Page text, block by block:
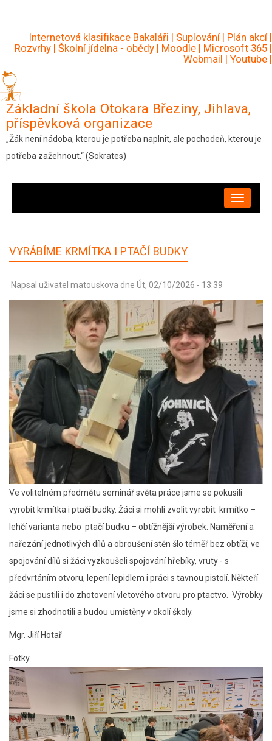
hlavnímuInternetová klasifikace Bakaláři | Suplování | Plán akcí |
Rozvrhy | Školní jídelna - obědy | Moodle | Microsoft 365 |
Webmail | Youtube |
Základní škola Otokara Březiny, Jihlava,
příspěvková organizace
„Žák není nádoba, kterou je potřeba naplnit, ale pochodeň, kterou je
potřeba zažehnout.“ (Sokrates)
VYRÁBÍME KRMÍTKA I PTAČÍ BUDKY
Napsal uživatel matouskova dne Út, 02/10/2026 - 13:39
Ve volitelném předmětu seminář světa práce jsme se pokusili
vyrobit krmítka i ptačí budky. Žáci si mohli zvolit vyrobit krmítko –
lehčí varianta nebo ptačí budku – obtížnější výrobek. Naměření a
nařezání jednotlivých dílů a obroušení stěn šlo téměř bez obtíží, ve
spojování dílů si žáci vyzkoušeli spojování hřebíky, vruty - s
předvrtáním otvoru, lepení lepidlem i práci s tavnou pistolí. Někteří
žáci se pustili i do zhotovení vletového otvoru pro ptactvo. Výrobky
jsme si zhodnotili a budou umístěny v okolí školy.
Mgr. Jiří Hotař
Fotky